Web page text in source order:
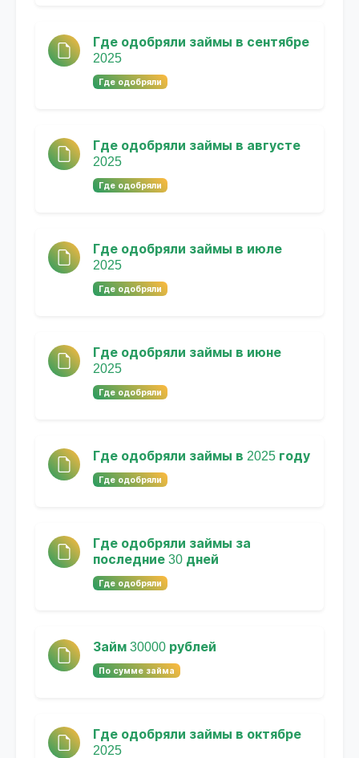
Где одобряли займы в сентябре
2025
Где одобряли
Где одобряли займы в августе
2025
Где одобряли
Где одобряли займы в июле
2025
Где одобряли
Где одобряли займы в июне
2025
Где одобряли
Где одобряли займы в 2025 году
Где одобряли
Где одобряли займы за
последние 30 дней
Где одобряли
Займ 30000 рублей
По сумме займа
Где одобряли займы в октябре
2025